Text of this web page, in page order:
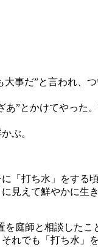
事だ”と言われ、
”とかけてやった
ぶ。
打ち水」をする
見えて鮮やかに生
庭師と相談した
れでも「打ち水」